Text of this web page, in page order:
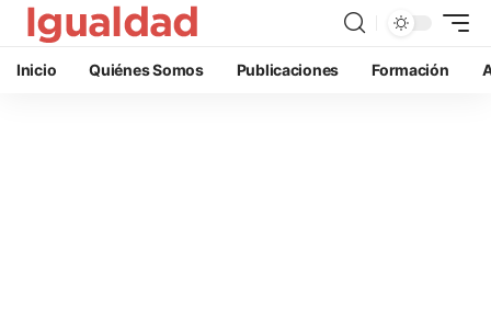
Inicio Quiénes Somos Publicaciones Formación